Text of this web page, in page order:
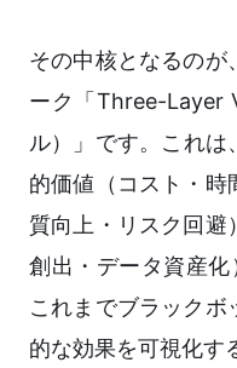
その中核となるのが
ーク「Three-Layer
ル）」です。これ
的価値（コスト・時
質向上・リスク回避
創出・データ資産化
これまでブラックボ
的な効果を可視化す